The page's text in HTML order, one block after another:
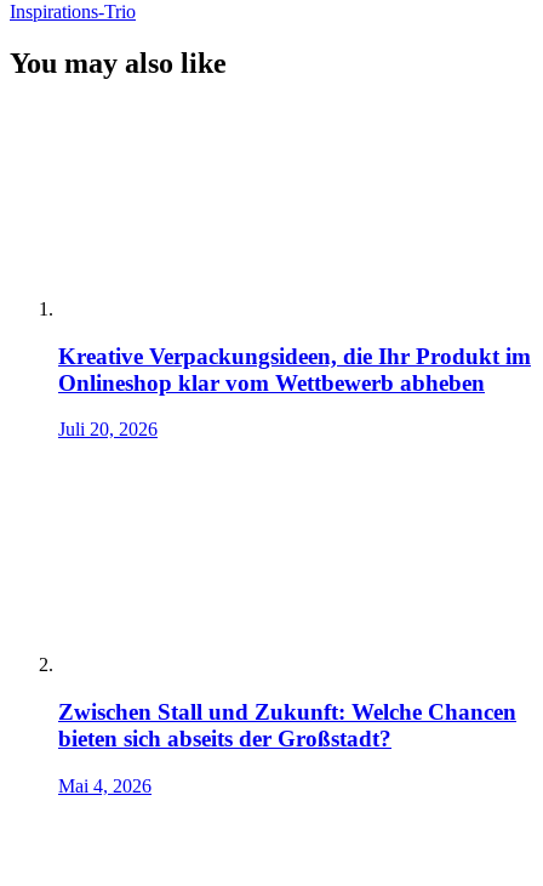
Inspirations-Trio
You may also like
Kreative Verpackungsideen, die Ihr Produkt im
Onlineshop klar vom Wettbewerb abheben
Juli 20, 2026
Zwischen Stall und Zukunft: Welche Chancen
bieten sich abseits der Großstadt?
Mai 4, 2026